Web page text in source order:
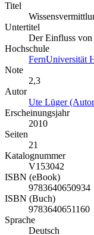
Titel
Untertitel
Der Einfluss von
Hochschule
FernUniversität
Note
2,3
Autor
Ute Lüger
Erscheinungsjahr
2010
Seiten
21
Katalognummer
V153042
ISBN (eBook)
9783640650934
ISBN (Buch)
9783640651160
Sprache
Deutsch